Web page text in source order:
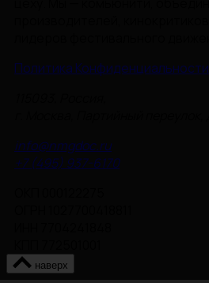
Политика Конфиденциальности
info@nmgdoc.ru
+7 (495) 937-6170
наверх